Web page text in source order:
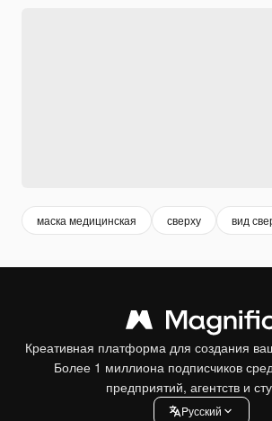
маска медицинская сверху вид
Креативная платформа для создания
Более 1 миллиона подписчиков
предприятий, агентств и
Pусский